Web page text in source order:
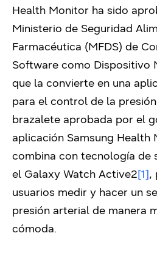
Health Monitor ha sido
Ministerio de Seguridad
Farmacéutica (MFDS) de
Software como Dispositivo
que la convierte en una
para el control de la
brazalete aprobada por el
aplicación Samsung Health
combina con tecnología de
el Galaxy Watch Active2[1],
usuarios medir y hacer un
presión arterial de manera
cómoda.